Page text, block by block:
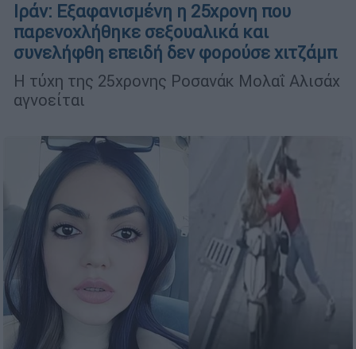
Ιράν: Εξαφανισμένη η 25χρονη που
παρενοχλήθηκε σεξουαλικά και
συνελήφθη επειδή δεν φορούσε χιτζάμπ
Η τύχη της 25χρονης Ροσανάκ Μολαΐ Αλισάχ
αγνοείται